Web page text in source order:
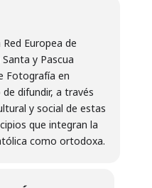
Red Europea de
y Pascua
Fotografía en
difundir, a través
y social de estas
que integran la
como ortodoxa.